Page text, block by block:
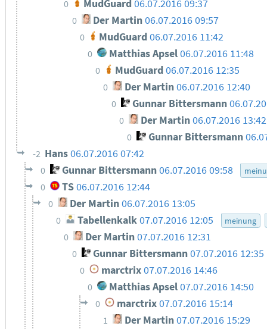
0 MudGuard 06.07.2016 09:37
0 Der Martin06.07.2016 09:57
0 MudGuard 06.07.2016 11:42
0 Matthias Apsel06.07.2016 11:48
0 MudGuard 06.07.2016 12:35
0 Der Martin06.07.2016 12:40
0 Gunnar Bittersmann
0 Der Martin 06.07.2016 13:42
0 Gunnar Bittersmann
-2 Hans06.07.2016 07:42
0 Gunnar Bittersmann 06.07.2016 09:58
0 TS 06.07.2016 12:44
0 Der Martin06.07.2016 13:05
0 Tabellenkalk07.07.2016 12:05 meinung
0 Der Martin07.07.2016 12:31
0 Gunnar Bittersmann07.07.2016 12:35
0 marctrix 07.07.2016 14:46
0 Matthias Apsel07.07.2016 14:50
0 marctrix07.07.2016 15:14
1 Der Martin07.07.2016 15:29